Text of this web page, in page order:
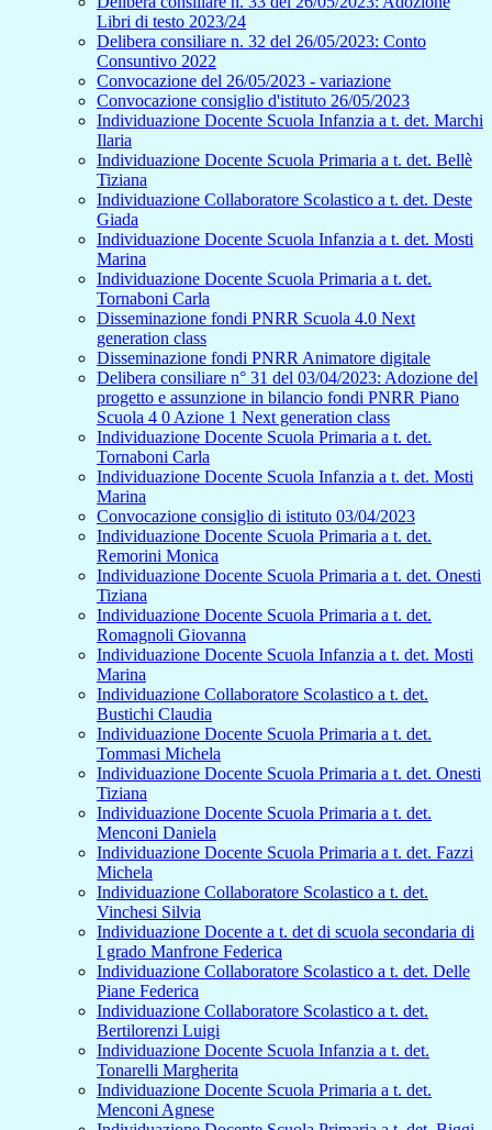
Libri di testo 2023/24
Delibera consiliare n. 32 del 26/05/2023: Conto
Consuntivo 2022
Convocazione del 26/05/2023 - variazione
Convocazione consiglio d'istituto 26/05/2023
Individuazione Docente Scuola Infanzia a t. det. Marchi
Ilaria
Individuazione Docente Scuola Primaria a t. det. Bellè
Tiziana
Individuazione Collaboratore Scolastico a t. det. Deste
Giada
Individuazione Docente Scuola Infanzia a t. det. Mosti
Marina
Individuazione Docente Scuola Primaria a t. det.
Tornaboni Carla
Disseminazione fondi PNRR Scuola 4.0 Next
generation class
Disseminazione fondi PNRR Animatore digitale
Delibera consiliare n° 31 del 03/04/2023: Adozione del
progetto e assunzione in bilancio fondi PNRR Piano
Scuola 4 0 Azione 1 Next generation class
Individuazione Docente Scuola Primaria a t. det.
Tornaboni Carla
Individuazione Docente Scuola Infanzia a t. det. Mosti
Marina
Convocazione consiglio di istituto 03/04/2023
Individuazione Docente Scuola Primaria a t. det.
Remorini Monica
Individuazione Docente Scuola Primaria a t. det. Onesti
Tiziana
Individuazione Docente Scuola Primaria a t. det.
Romagnoli Giovanna
Individuazione Docente Scuola Infanzia a t. det. Mosti
Marina
Individuazione Collaboratore Scolastico a t. det.
Bustichi Claudia
Individuazione Docente Scuola Primaria a t. det.
Tommasi Michela
Individuazione Docente Scuola Primaria a t. det. Onesti
Tiziana
Individuazione Docente Scuola Primaria a t. det.
Menconi Daniela
Individuazione Docente Scuola Primaria a t. det. Fazzi
Michela
Individuazione Collaboratore Scolastico a t. det.
Vinchesi Silvia
Individuazione Docente a t. det di scuola secondaria di
I grado Manfrone Federica
Individuazione Collaboratore Scolastico a t. det. Delle
Piane Federica
Individuazione Collaboratore Scolastico a t. det.
Bertilorenzi Luigi
Individuazione Docente Scuola Infanzia a t. det.
Tonarelli Margherita
Individuazione Docente Scuola Primaria a t. det.
Menconi Agnese